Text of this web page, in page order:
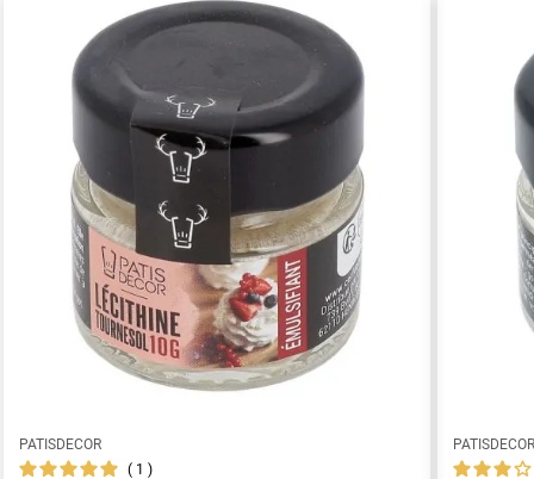
PATISDECOR
1